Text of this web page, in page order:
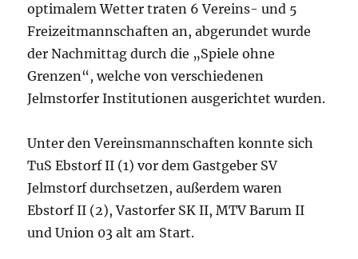
optimalem Wetter traten 6 Vereins- und 5
Freizeitmannschaften an, abgerundet wurde
der Nachmittag durch die „Spiele ohne
Grenzen“, welche von verschiedenen
Jelmstorfer Institutionen ausgerichtet wurden.
Unter den Vereinsmannschaften konnte sich
TuS Ebstorf II (1) vor dem Gastgeber SV
Jelmstorf durchsetzen, außerdem waren
Ebstorf II (2), Vastorfer SK II, MTV Barum II
und Union 03 alt am Start.